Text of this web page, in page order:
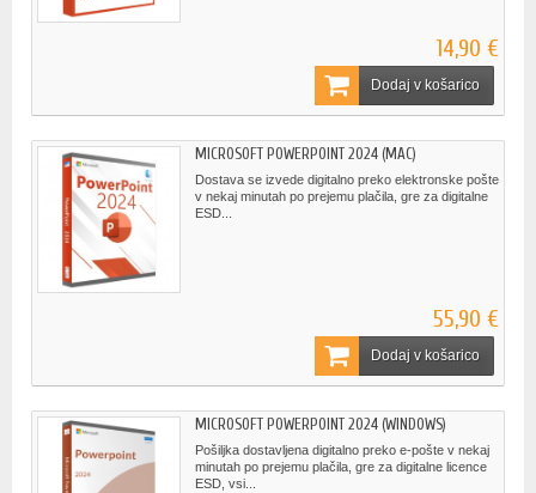
14,90 €
Dodaj v košarico
MICROSOFT POWERPOINT 2024 (MAC)
Dostava se izvede digitalno preko elektronske pošte
v nekaj minutah po prejemu plačila, gre za digitalne
ESD...
55,90 €
Dodaj v košarico
MICROSOFT POWERPOINT 2024 (WINDOWS)
Pošiljka dostavljena digitalno preko e-pošte v nekaj
minutah po prejemu plačila, gre za digitalne licence
ESD, vsi...